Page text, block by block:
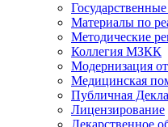
Материалы по
Методические
Коллегия МЗКК
Модернизация
Медицинская
Публичная
Лицензирование
Лекарственное